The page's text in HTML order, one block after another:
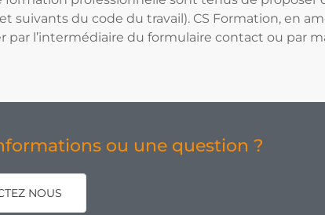
et suivants du code du travail). CS Formation,
par l’intermédiaire du formulaire contact ou par
ou une question ?
NOUS